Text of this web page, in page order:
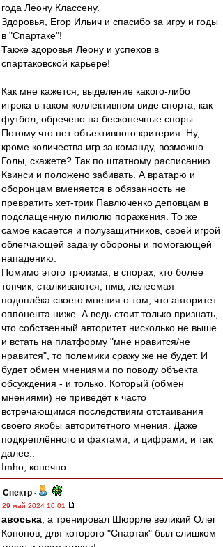
года Леону Классену.
Здоровья, Егор Ильич и спасибо за игру и годы
в "Спартаке"!
Также здоровья Леону и успехов в
спартаковской карьере!
Как мне кажется, выделение какого-либо
игрока в таком коллективном виде спорта, как
футбол, обречено на бесконечные споры.
Потому что нет объективного критерия. Ну,
кроме количества игр за команду, возможно.
Голы, скажете? Так по штатному расписанию
Квинси и положено забивать. А вратарю и
оборонцам вменяется в обязанность не
превратить хет-трик Павлюченко деповцам в
подслащенную пилюлю поражения. То же
самое касается и полузащитников, своей игрой
облегчающей задачу обороны и помогающей
нападению.
Помимо этого трюизма, в спорах, кто более
топчик, сталкиваются, нмв, лелеемая
подоплёка своего мнения о том, что авторитет
оппонента ниже. А ведь стоит только признать,
что собственный авторитет нисколько не выше
и встать на платформу "мне нравится/не
нравится", то полемики сражу же не будет. И
будет обмен мнениями по поводу объекта
обсуждения - и только. Который (обмен
мнениями) не приведёт к часто
встречающимся последствиям отстаивания
своего якобы авторитетного мнения. Даже
подкреплённого и фактами, и цифрами, и так
далее..
Imho, конечно.
Спектр -
29 май 2024 10:01
авоська , а тренировал Шюррле великий Олег
Кононов, для которого "Спартак" был слишком